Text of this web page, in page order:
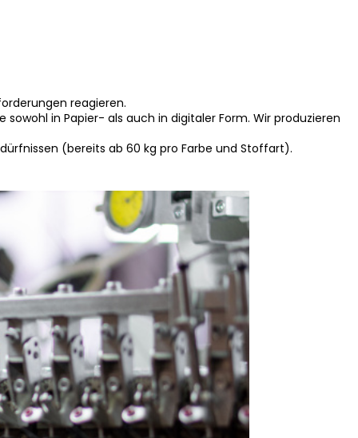
reagieren.
in Papier- als auch in digitaler Form. Wir produzieren
(bereits ab 60 kg pro Farbe und Stoffart).